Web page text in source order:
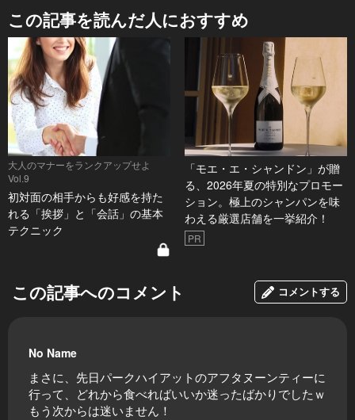
この記事を読んだ人におすすめ
大人のマナーをランクアップせよ
Vol.9
初対面の相手からも好感を持た
れる「挨拶」と「会話」の基本
テクニック
「モエ・エ・シャンドン」が贈
る、2026年夏の特別なプロモー
ション。極上のシャンパンを味
わえる厳選店舗を一挙紹介！
PR
この記事へのコメント コメントする
No Name
まさに、先日パークハイアットのアフタヌーンティーに
行って、どれから食べればいいか迷ったばかりでしたｗ
もう次からは迷いません！